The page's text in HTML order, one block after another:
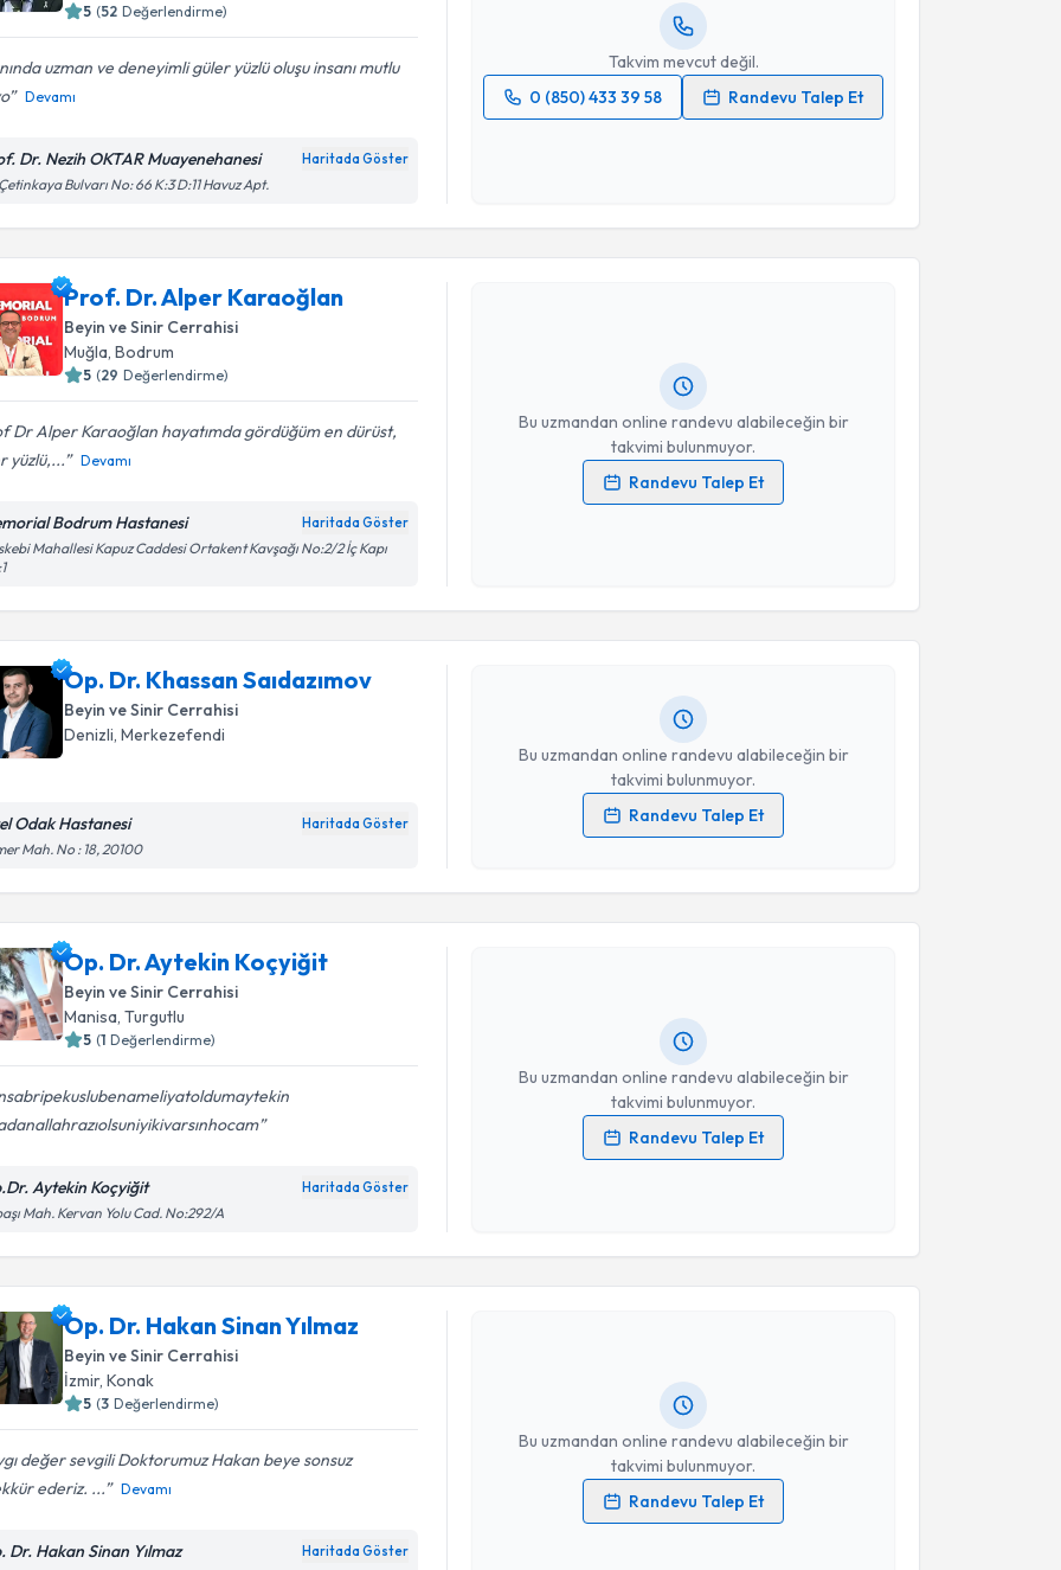
5 (52 Değerlendirme)
uzman ve deneyimli güler yüzlü oluşu insanı mutlu
Devamı
Dr. Nezih OKTAR Muayenehanesi Haritada Göster
Bulvarı No: 66 K:3 D:11 Havuz Apt.
Takvim mevcut değil.
0 (850) 433 39 58
Randevu Talep Et
Takvim Talebini Gönder
Prof. Dr. Alper Karaoğlan
Beyin ve Sinir Cerrahisi
Muğla , Bodrum
5 (29 Değerlendirme)
Dr Alper Karaoğlan hayatımda gördüğüm en dürüst,
yüzlü,...
Devamı
Bodrum Hastanesi Haritada Göster
Mahallesi Kapuz Caddesi Ortakent Kavşağı No:2/2 İç Kapı
Bu uzmandan online randevu alabileceğin bir
takvimi bulunmuyor.
Randevu Talep Et
Kişisel verilerimin işlenmesine ilişkinAydınlatma Metni
Op. Dr. Khassan Saıdazımov
Beyin ve Sinir Cerrahisi
Denizli , Merkezefendi
Odak Hastanesi Haritada Göster
Mah. No : 18, 20100
Bu uzmandan online randevu alabileceğin bir
takvimi bulunmuyor.
Randevu Talep Et
Kişisel verilerimin işlenmesine ilişkinAydınlatma Metni
Op. Dr. Aytekin Koçyiğit
Beyin ve Sinir Cerrahisi
Manisa , Turgutlu
5 (1 Değerlendirme)
Aytekin Koçyiğit Haritada Göster
Mah. Kervan Yolu Cad. No:292/A
Bu uzmandan online randevu alabileceğin bir
takvimi bulunmuyor.
Randevu Talep Et
Randevu Takvimi Talebi
Op. Dr. Aytekin Koçyiğit
Kişisel verilerimin işlenmesine ilişkinAydınlatma Metni
Takvim Talebini Gönder
Op. Dr. Hakan Sinan Yılmaz
Beyin ve Sinir Cerrahisi
İzmir, Konak
5 (3 Değerlendirme)
değer sevgili Doktorumuz Hakan beye sonsuz
ederiz. ...
Devamı
Dr. Hakan Sinan Yılmaz Haritada Göster
Bu uzmandan online randevu alabileceğin bir
takvimi bulunmuyor.
Randevu Talep Et
Randevu Takvimi Talebi
Op. Dr. Hakan Sinan Yılmaz
Kişisel verilerimin işlenmesine ilişkinAydınlatma Metni